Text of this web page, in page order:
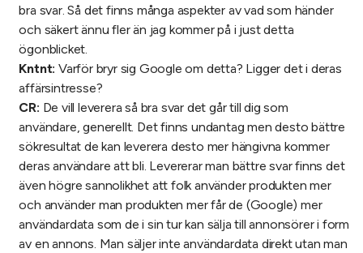
bra svar. Så det finns många aspekter av vad som händer
och säkert ännu fler än jag kommer på i just detta
ögonblicket.
Kntnt: Varför bryr sig Google om detta? Ligger det i deras
affärsintresse?
CR: De vill leverera så bra svar det går till dig som
användare, generellt. Det finns undantag men desto bättre
sökresultat de kan leverera desto mer hängivna kommer
deras användare att bli. Levererar man bättre svar finns det
även högre sannolikhet att folk använder produkten mer
och använder man produkten mer får de (Google) mer
användardata som de i sin tur kan sälja till annonsörer i form
av en annons. Man säljer inte användardata direkt utan man